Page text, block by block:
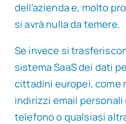
dell’azienda e, molto
si avrà nulla da temere.
Se invece si
sistema SaaS dei dati
cittadini europei, come
indirizzi email personali
telefono o qualsiasi